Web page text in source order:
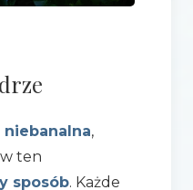
,
ten
sposób. Każde